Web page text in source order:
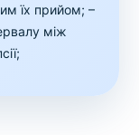
їх прийом; –
між